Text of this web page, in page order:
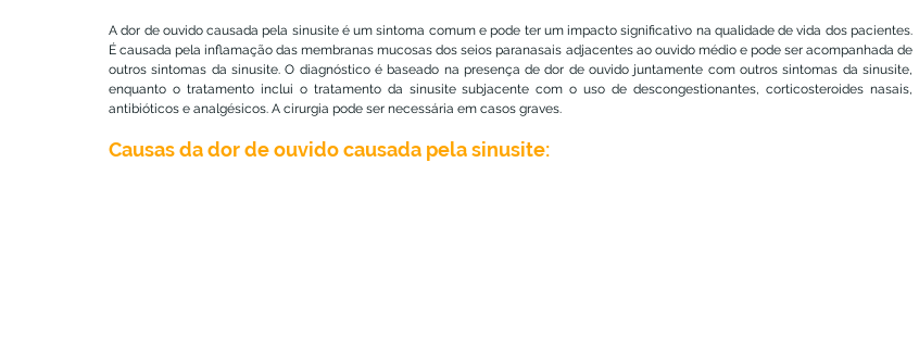
A dor de ouvido causada pela sinusite é um sintoma comum e pode ter um impacto significativo na qualidade de vida dos pacientes.
É causada pela inflamação das membranas mucosas dos seios paranasais adjacentes ao ouvido médio e pode ser acompanhada de
outros sintomas da sinusite. O diagnóstico é baseado na presença de dor de ouvido juntamente com outros sintomas da sinusite,
enquanto o tratamento inclui o tratamento da sinusite subjacente com o uso de descongestionantes, corticosteroides nasais,
antibióticos e analgésicos. A cirurgia pode ser necessária em casos graves.
Causas da dor de ouvido causada pela sinusite: